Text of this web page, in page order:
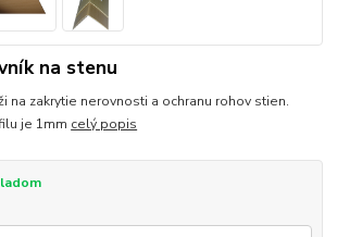
na stenu
na zakrytie nerovnosti a ochranu rohov stien.
je 1mm celý popis